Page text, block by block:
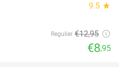
9.5 star
Regulier €12,95
€8,95